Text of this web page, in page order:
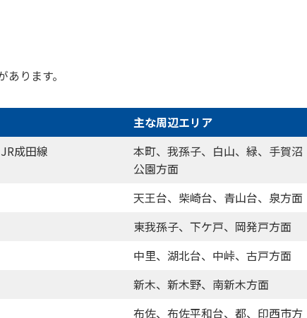
ります。
主な周辺エリア
成田線
本町、我孫子、白山、緑、手賀沼
公園方面
天王台、柴崎台、青山台、泉方面
東我孫子、下ケ戸、岡発戸方面
中里、湖北台、中峠、古戸方面
新木、新木野、南新木方面
布佐、布佐平和台、都、印西市方